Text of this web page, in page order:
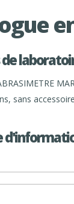
sans